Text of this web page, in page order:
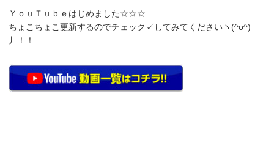
ＹｏｕＴｕｂｅはじめました☆☆☆
ちょこちょこ更新するのでチェック✓してみてくださいヽ(^o^)
丿！！